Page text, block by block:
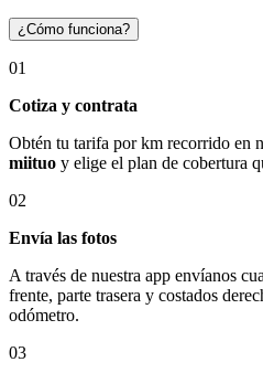
¿Cómo funciona?
01
Cotiza y contrata
Obtén tu tarifa por km recorrido en
miituo y elige el plan de cobertura
02
Envía las fotos
A través de nuestra app envíanos
frente, parte trasera y costados
odómetro.
03